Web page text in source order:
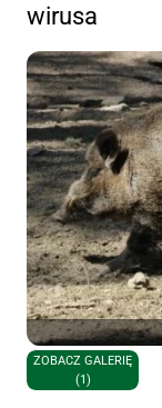
wirusa
ZOBACZ GALERIĘ
(1)